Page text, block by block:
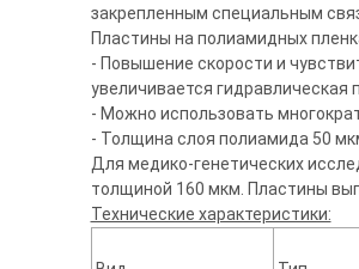
закрепленным специальным
Пластины на полиамидных
- Повышение скорости и
увеличивается
- Можно использовать
- Толщина слоя полиамида 50
Для медико-генетических
толщиной 160 мкм. Пластины
Технические характеристики: